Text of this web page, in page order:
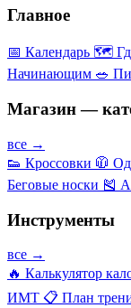
Главное
📅 Календарь 🗺️
Начинающим 🥗
Магазин —
все →
👟 Кроссовки 🧥
Беговые носки 🎽
Инструменты
все →
🔥 Калькулятор
ИМТ 📋 План